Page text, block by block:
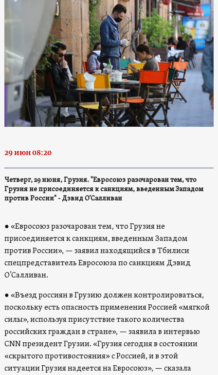
29 июн 08:20
Четверг, 29 июня, Грузия. "Евросоюз разочарован тем, что
Грузия не присоединяется к санкциям, введенным Западом
против России" - Дэвид О’Салливан
● «Евросоюз разочарован тем, что Грузия не
присоединяется к санкциям, введенным Западом
против России», — заявил находящийся в Тбилиси
спецпредставитель Евросоюза по санкциям Дэвид
О’Салливан.
● «Въезд россиян в Грузию должен контролироваться,
поскольку есть опасность применения Россией «мягкой
силы», используя присутствие такого количества
российских граждан в стране», — заявила в интервью
CNN президент Грузии. «Грузия сегодня в состоянии
«скрытого противостояния» с Россией, и в этой
ситуации Грузия надеется на Евросоюз», — сказала